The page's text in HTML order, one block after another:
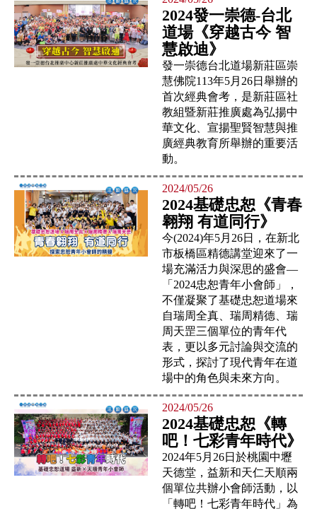
2024發一崇德-台北
道場《穿越古今 智
慧啟迪》
發一崇德台北道場新莊區崇
慧佛院113年5月26日舉辦的
首次經典會考，是新莊區社
教組暨新莊推廣處為弘揚中
華文化、宣揚聖賢智慧與推
廣經典教育所舉辦的重要活
動。
2024/05/26
2024基礎忠恕《青春
翱翔 有道同行》
今(2024)年5月26日，在新北
市板橋區精德講堂迎來了一
場充滿活力與深思的盛會—
「2024忠恕青年小會師」，
不僅凝聚了基礎忠恕道場來
自瑞周全真、瑞周精德、瑞
周天罡三個單位的青年代
表，更以多元討論與交流的
形式，探討了現代青年在道
場中的角色與未來方向。
2024/05/26
2024基礎忠恕《轉
吧！七彩青年時代》
2024年5月26日於桃園中壢
天德堂，益新和天仁天順兩
個單位共辦小會師活動，以
「轉吧！七彩青年時代」為